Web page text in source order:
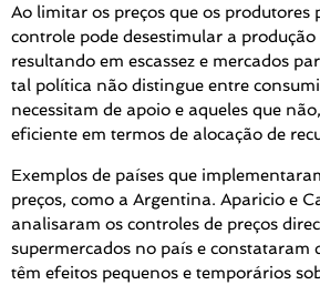
Ao limitar os preços que os produtores
controle pode desestimular a
resultando em escassez e mercados
tal política não distingue entre
necessitam de apoio e aqueles que
eficiente em termos de alocação de
Exemplos de países que
preços, como a Argentina. Aparicio e
analisaram os controles de preços
supermercados no país e constataram
têm efeitos pequenos e temporários